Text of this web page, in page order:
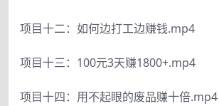
项目十二：如何边打工边赚钱.mp4
项目十三：100元3天赚1800+.mp4
项目十四：用不起眼的废品赚十倍.mp4